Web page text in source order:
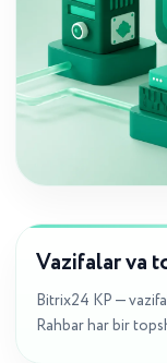
Vazifalar va
Bitrix24 KP —
Rahbar har bir